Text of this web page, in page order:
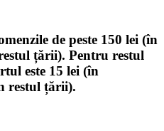
de peste 150 lei (în
țării). Pentru restul
este 15 lei (în
restul țării).